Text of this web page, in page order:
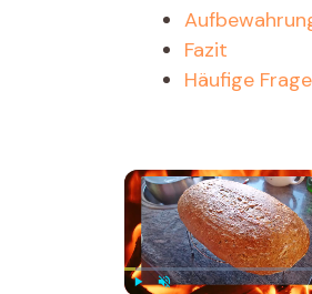
Fazit
Häufige